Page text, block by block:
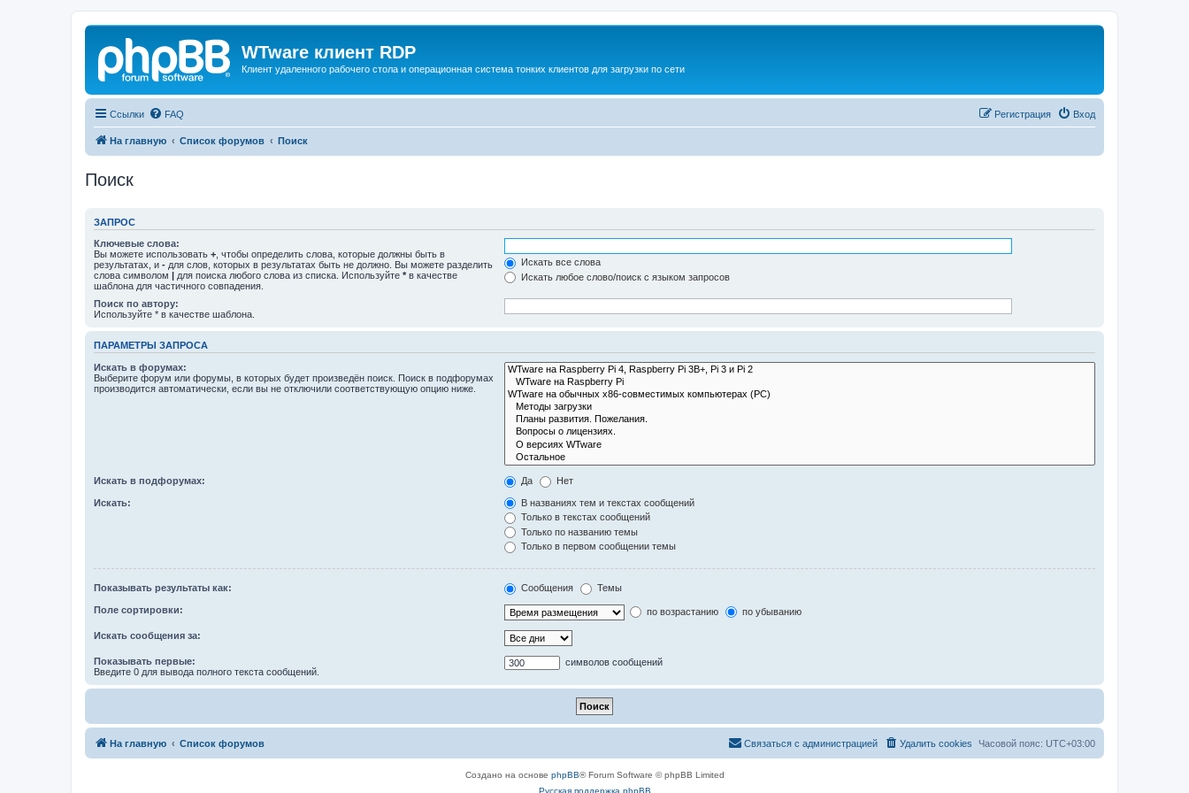
WTware клиент RDP
Клиент удаленного рабочего стола и операционная система тонких клиентов для загрузки по сети
Ссылки FAQ Вход
Регистрация
На главную Список форумов Поиск
Поиск
ЗАПРОС
Ключевые слова:
Вы можете использовать + , чтобы определить слова, которые должны быть в
результатах, и - для слов, которых в результатах быть не должно. Вы можете разделить
слова символом | для поиска любого слова из списка. Используйте * в качестве
шаблона для частичного совпадения.
Искать все слова
Искать любое слово/поиск с языком запросов
Поиск по автору:
Используйте * в качестве шаблона.
ПАРАМЕТРЫ ЗАПРОСА
Искать в форумах:
Выберите форум или форумы, в которых будет произведён поиск. Поиск в подфорумах
производится автоматически, если вы не отключили соответствующую опцию ниже.
Искать в подфорумах: Да Нет
Искать:
В названиях тем и текстах сообщений
Только в текстах сообщений
Только по названию темы
Только в первом сообщении темы
Показывать результаты как: Сообщения Темы
Поле сортировки: по возрастанию по убыванию
Искать сообщения за:
Показывать первые:
Введите 0 для вывода полного текста сообщений.
символов сообщений
На главную Список форумов Часовой пояс: UTC+03:00
Удалить cookies
Связаться с администрацией
Создано на основе phpBB® Forum Software © phpBB Limited
Русская поддержка phpBB